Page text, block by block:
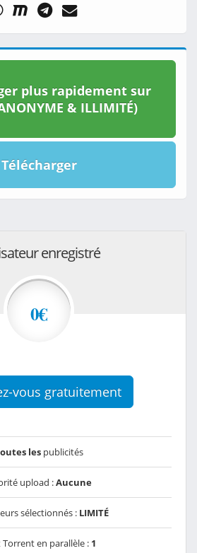
plus rapidement sur
& ILLIMITÉ)
Télécharger
enregistré
0€
vous gratuitement
les publicités
upload :Aucune
sélectionnés : LIMITÉ
Torrent en parallèle : 1